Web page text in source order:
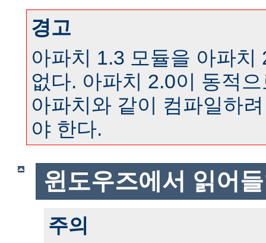
경고
아파치 1.3 모듈을 아파치
없다. 아파치 2.0이 동적
아파치와 같이 컴파일하
야 한다.
윈도우즈에서 읽어
주의